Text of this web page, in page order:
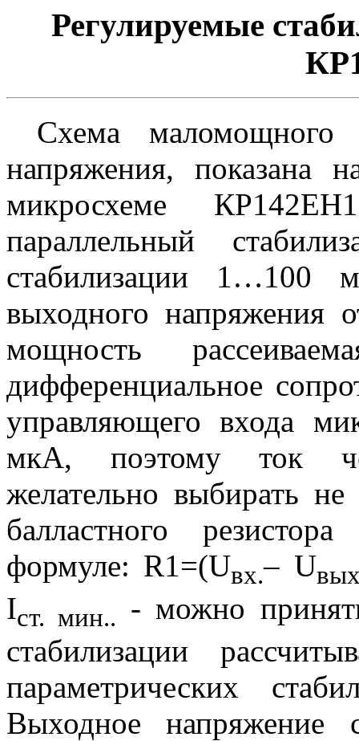
Регулируемые
Схема маломощного
напряжения, показана
микросхеме
параллельный
стабилизации 1…100
выходного
мощность
дифференциальное
управляющего входа
мкА, поэтому ток
желательно выбирать
балластного
формуле: R1=(Uвх.– U
Iст. мин.. - можно
стабилизации
параметрических
Выходное напряжение